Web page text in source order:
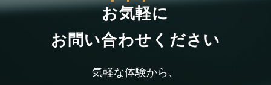
お気軽に
お問い合わせください
気軽な体験から、